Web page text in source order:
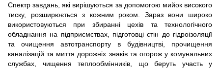
Спектр завдань, які вирішуються за допомогою мийок високого
тиску, розширюється з кожним роком. Зараз вони широко
використовуються при збиранні цехів та технологічного
обладнання на підприємствах, підготовці стін до гідроізоляції
та очищення автотранспорту в будівництві, прочищення
каналізацій та миття дорожніх знаків та огорож у комунальних
службах, чищення теплообмінників, що беруть участь у